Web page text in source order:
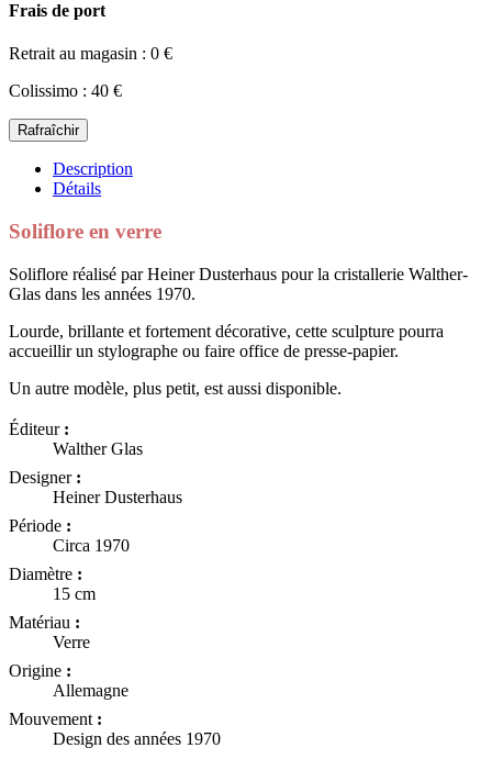
Frais de port
Retrait au magasin : 0 €
Colissimo : 40 €
Description
Détails
Soliflore en verre
Soliflore réalisé par Heiner Dusterhaus pour la cristallerie Walther-
Glas dans les années 1970.
Lourde, brillante et fortement décorative, cette sculpture pourra
accueillir un stylographe ou faire office de presse-papier.
Un autre modèle, plus petit, est aussi disponible.
Éditeur :
Walther Glas
Designer :
Heiner Dusterhaus
Période :
Circa 1970
Diamètre :
15 cm
Matériau :
Verre
Origine :
Allemagne
Mouvement :
Design des années 1970